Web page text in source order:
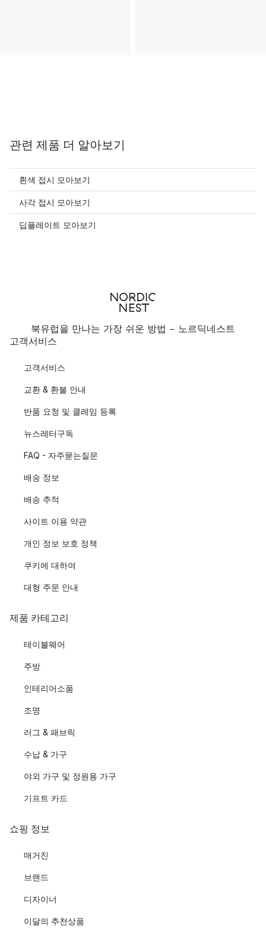
관련 제품 더 알아보기
흰색 접시 모아보기
사각 접시 모아보기
딥플레이트 모아보기
북유럽을 만나는 가장 쉬운 방법 - 노르딕네스트
고객서비스
고객서비스
교환 & 환불 안내
반품 요청 및 클레임 등록
뉴스레터구독
FAQ - 자주묻는질문
배송 정보
배송 추적
사이트 이용 약관
개인 정보 보호 정책
쿠키에 대하여
대형 주문 안내
제품 카테고리
테이블웨어
주방
인테리어소품
조명
러그 & 패브릭
수납 & 가구
야외 가구 및 정원용 가구
기프트 카드
쇼핑 정보
매거진
브랜드
디자이너
이달의 추천상품